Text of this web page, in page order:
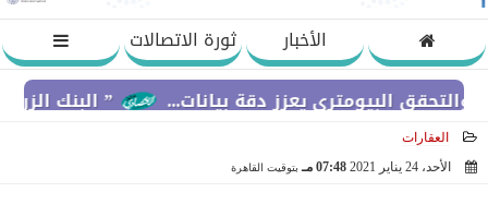
الأخبار
ثورة الاتصالات
” البنك الزراعي
يعزز دقة بيانات...
العقارات
الأحد، 24 يناير 2021
07:48 مـ بتوقيت القاهرة